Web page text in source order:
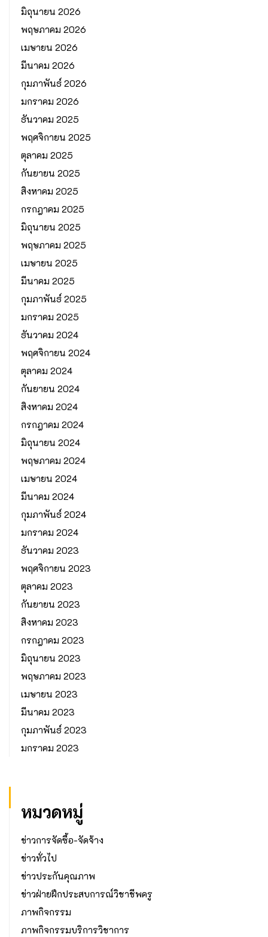
มิถุนายน 2026
พฤษภาคม 2026
เมษายน 2026
มีนาคม 2026
กุมภาพันธ์ 2026
มกราคม 2026
ธันวาคม 2025
พฤศจิกายน 2025
ตุลาคม 2025
กันยายน 2025
สิงหาคม 2025
กรกฎาคม 2025
มิถุนายน 2025
พฤษภาคม 2025
เมษายน 2025
มีนาคม 2025
กุมภาพันธ์ 2025
มกราคม 2025
ธันวาคม 2024
พฤศจิกายน 2024
ตุลาคม 2024
กันยายน 2024
สิงหาคม 2024
กรกฎาคม 2024
มิถุนายน 2024
พฤษภาคม 2024
เมษายน 2024
มีนาคม 2024
กุมภาพันธ์ 2024
มกราคม 2024
ธันวาคม 2023
พฤศจิกายน 2023
ตุลาคม 2023
กันยายน 2023
สิงหาคม 2023
กรกฎาคม 2023
มิถุนายน 2023
พฤษภาคม 2023
เมษายน 2023
มีนาคม 2023
กุมภาพันธ์ 2023
มกราคม 2023
หมวดหมู่
ข่าวการจัดซื้อ-จัดจ้าง
ข่าวทั่วไป
ข่าวประกันคุณภาพ
ข่าวฝ่ายฝึกประสบการณ์วิชาชีพครู
ภาพกิจกรรม
ภาพกิจกรรมบริการวิชาการ